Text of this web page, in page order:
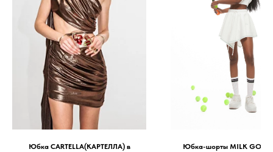
Юбка CARTELLA(КАРТЕЛЛА) в Юбка-шорты MILK